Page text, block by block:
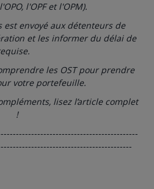
l'OPF et l'OPM).
est envoyé aux détenteurs de
et les informer du délai de
les OST pour prendre
votre portefeuille.
lisez l’article complet
!